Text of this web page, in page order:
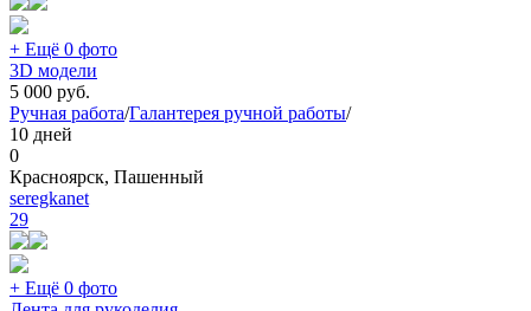
+ Ещё 0 фото
3D модели
5 000 руб.
Ручная работа/Галантерея ручной работы/
10 дней
0
Красноярск, Пашенный
seregkanet
29
+ Ещё 0 фото